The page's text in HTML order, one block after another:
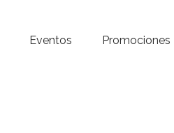
Eventos Promociones